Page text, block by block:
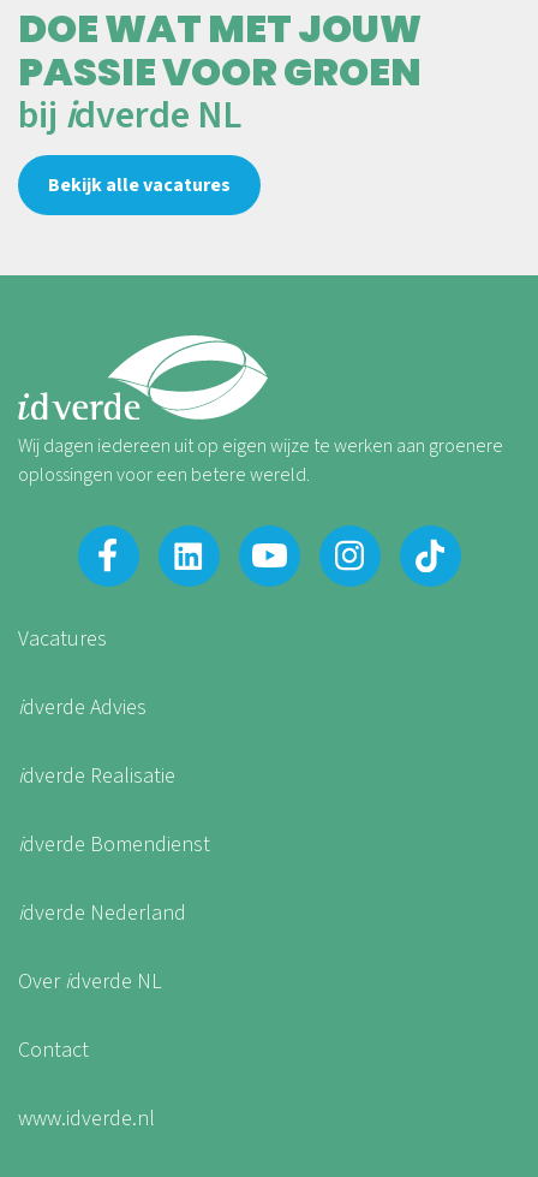
DOE WAT MET JOUW
PASSIE VOOR GROEN
bij idverde NL
Bekijk alle vacatures
Wij dagen iedereen uit op eigen wijze te werken aan groenere
oplossingen voor een betere wereld.
Vacatures
idverde Advies
idverde Realisatie
idverde Bomendienst
idverde Nederland
Overidverde NL
Contact
www.idverde.nl